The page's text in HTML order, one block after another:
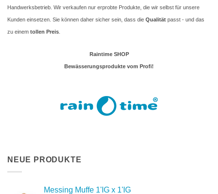
Handwerksbetrieb. Wir verkaufen nur erprobte Produkte, die wir selbst für unsere
Kunden einsetzen. Sie können daher sicher sein, dass die Qualität passt - und das
zu einem tollen Preis.
Raintime SHOP
Bewässerungsprodukte vom Profi!
NEUE PRODUKTE
Messing Muffe 1'IG x 1'IG